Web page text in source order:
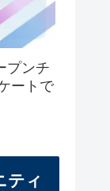
プンチ
ートで
ティ